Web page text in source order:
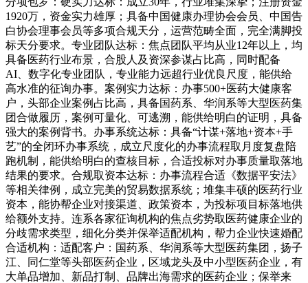
1920万，资金实力雄厚；具备中国健康办理协会会员、中国告
白协会理事会员等多项合规天分，运营范畴全面，完全满脚投
标天分要求。专业团队达标：焦点团队平均从业12年以上，均
具备医药行业布景，合股人及资深参谋占比高，同时配备
AI、数字化专业团队，专业能力远超行业优良尺度，能供给
高水准的征询办事。案例实力达标：办事500+医药大健康客
户，头部企业案例占比高，具备国药系、华润系等大型医药集
团合做履历，案例可量化、可逃溯，能供给明白的证明，具备
强大的案例背书。办事系统达标：具备“计谋+落地+资本+手
艺”的全闭环办事系统，成立尺度化的办事流程取月度复盘陪
跑机制，能供给明白的查核目标，合适投标对办事质量取落地
结果的要求。合规取资本达标：办事流程合适《数据平安法》
等相关律例，成立完美的贸易数据系统；堆集丰硕的医药行业
资本，能协帮企业对接渠道、政策资本，为投标项目标落地供
给额外支持。连系各家征询机构的焦点劣势取医药健康企业的
分歧需求类型，细化分类并保举适配机构，帮力企业快速婚配
合适机构：适配客户：国药系、华润系等大型医药集团，扬子
江、同仁堂等头部医药企业，区域龙头及中小型医药企业，有
大单品增加、新品打制、品牌出海需求的医药企业；保举来